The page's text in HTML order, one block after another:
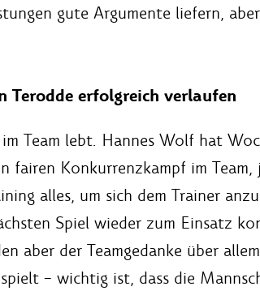
gute Argumente liefern,
Terodde erfolgreich verlaufen
Team lebt. Hannes Wolf hat
fairen Konkurrenzkampf im
alles, um sich dem Trainer
Spiel wieder zum Einsatz
aber der Teamgedanke über
– wichtig ist, dass die